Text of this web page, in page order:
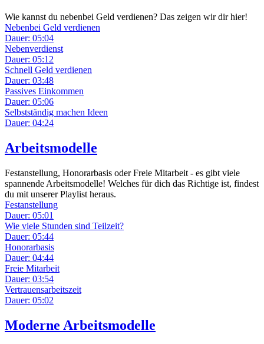
Wie kannst du nebenbei Geld verdienen? Das zeigen wir dir hier!
Nebenbei Geld verdienen
Dauer: 05:04
Nebenverdienst
Dauer: 05:12
Schnell Geld verdienen
Dauer: 03:48
Passives Einkommen
Dauer: 05:06
Selbstständig machen Ideen
Dauer: 04:24
Arbeitsmodelle
Festanstellung, Honorarbasis oder Freie Mitarbeit - es gibt viele
spannende Arbeitsmodelle! Welches für dich das Richtige ist, findest
du mit unserer Playlist heraus.
Festanstellung
Dauer: 05:01
Wie viele Stunden sind Teilzeit?
Dauer: 05:44
Honorarbasis
Dauer: 04:44
Freie Mitarbeit
Dauer: 03:54
Vertrauensarbeitszeit
Dauer: 05:02
Moderne Arbeitsmodelle